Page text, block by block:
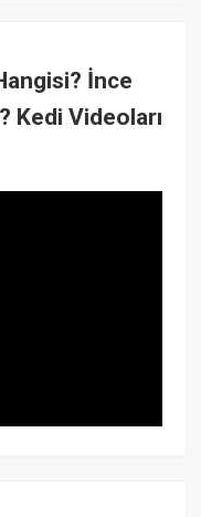
İnce
Kedi Videoları